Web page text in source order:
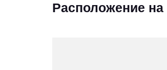
Расположение на